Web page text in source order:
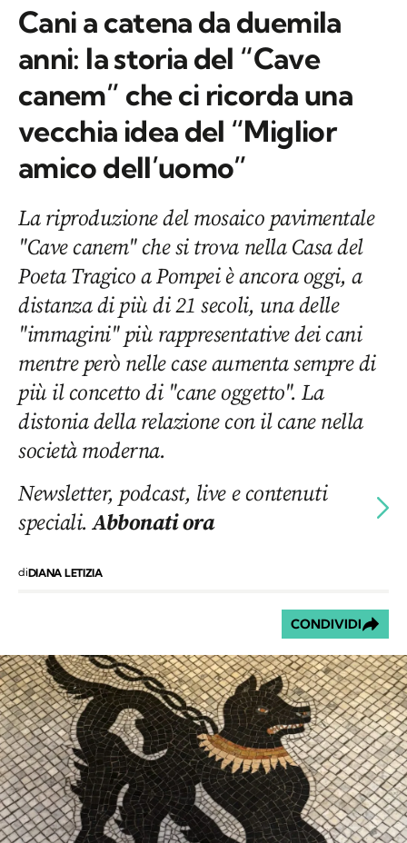
Cani a catena da duemila
anni: la storia del “Cave
canem” che ci ricorda una
vecchia idea del “Miglior
amico dell’uomo”
La riproduzione del mosaico pavimentale
"Cave canem" che si trova nella Casa del
Poeta Tragico a Pompei è ancora oggi, a
distanza di più di 21 secoli, una delle
"immagini" più rappresentative dei cani
mentre però nelle case aumenta sempre di
più il concetto di "cane oggetto". La
distonia della relazione con il cane nella
società moderna.
Newsletter, podcast, live e contenuti
speciali.Abbonati ora
diDIANA LETIZIA
CONDIVIDI